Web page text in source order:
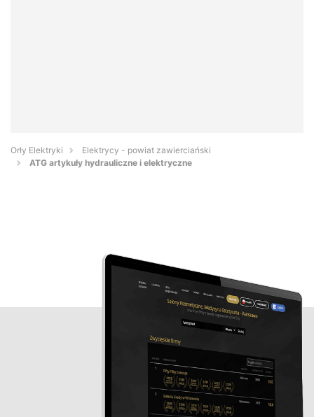
Orły Elektryki
Elektrycy - powiat zawierciański
ATG artykuły hydrauliczne i elektryczne